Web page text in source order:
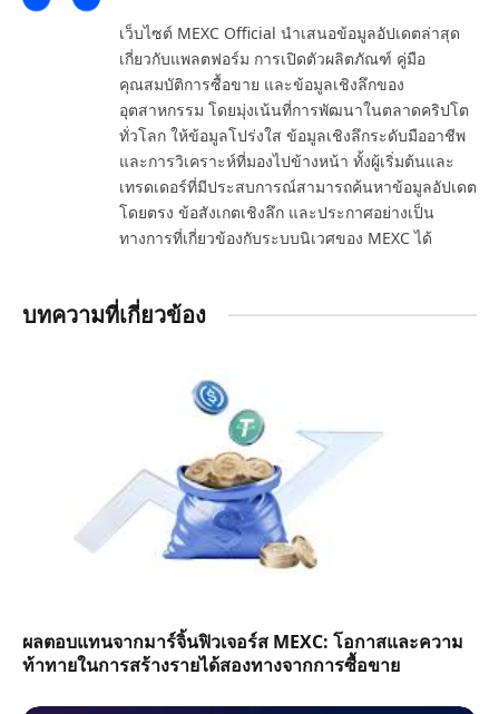
เว็บไซต์ MEXC Official นำเสนอข้อมูลอัปเดตล่าสุด
เกี่ยวกับแพลตฟอร์ม การเปิดตัวผลิตภัณฑ์ คู่มือ
คุณสมบัติการซื้อขาย และข้อมูลเชิงลึกของ
อุตสาหกรรม โดยมุ่งเน้นที่การพัฒนาในตลาดคริปโต
ทั่วโลก ให้ข้อมูลโปร่งใส ข้อมูลเชิงลึกระดับมืออาชีพ
และการวิเคราะห์ที่มองไปข้างหน้า ทั้งผู้เริ่มต้นและ
เทรดเดอร์ที่มีประสบการณ์สามารถค้นหาข้อมูลอัปเดต
โดยตรง ข้อสังเกตเชิงลึก และประกาศอย่างเป็น
ทางการที่เกี่ยวข้องกับระบบนิเวศของ MEXC ได้
บทความที่เกี่ยวข้อง
ผลตอบแทนจากมาร์จิ้นฟิวเจอร์ส MEXC: โอกาสและความ
ท้าทายในการสร้างรายได้สองทางจากการซื้อขาย